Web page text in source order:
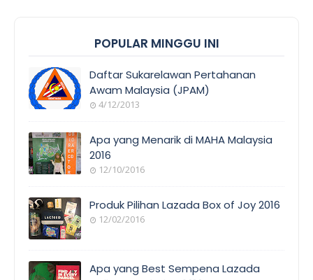
POPULAR MINGGU INI
Daftar Sukarelawan Pertahanan
Awam Malaysia (JPAM)
4/12/2013
Apa yang Menarik di MAHA Malaysia
2016
12/10/2016
Produk Pilihan Lazada Box of Joy 2016
12/02/2016
Apa yang Best Sempena Lazada